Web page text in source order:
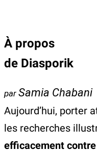
À propos
de Diasporik
par Samia Chabani
Aujourd’hui, porter
les recherches
efficacement